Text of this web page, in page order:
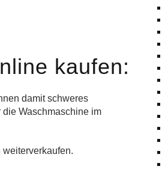
kaufen:
damit schweres
Waschmaschine im